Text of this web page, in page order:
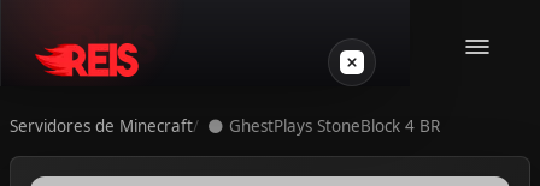
Minecraft
Servidores de Minecraft 🌑 GhestPlays StoneBlock 4 BR